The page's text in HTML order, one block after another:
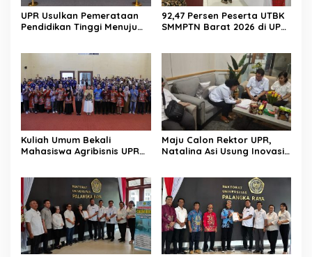
UPR Usulkan Pemerataan
Pendidikan Tinggi Menuju
92,47 Persen Peserta UTBK
SMMPTN Barat 2026 di UPR
Kuliah Umum Bekali
Mahasiswa Agribisnis UPR
Maju Calon Rektor UPR,
Natalina Asi Usung Inovasi